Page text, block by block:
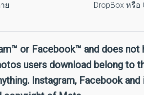
ย
DropBox หรือ
or Facebook™ and does not
users download belong to
Instagram, Facebook